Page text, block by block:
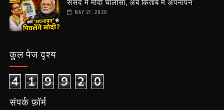
MAY 27, 2026
कुल पेज दृश्य
4 1 9 9 2 0
संपर्क फ़ॉर्म